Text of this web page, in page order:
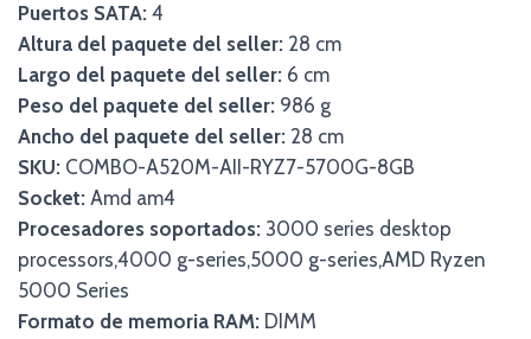
Puertos SATA: 4
Altura del paquete del seller: 28 cm
Largo del paquete del seller: 6 cm
Peso del paquete del seller: 986 g
Ancho del paquete del seller: 28 cm
SKU: COMBO-A520M-AII-RYZ7-5700G-8GB
Socket: Amd am4
Procesadores soportados: 3000 series desktop
processors,4000 g-series,5000 g-series,AMD Ryzen
5000 Series
Formato de memoria RAM: DIMM